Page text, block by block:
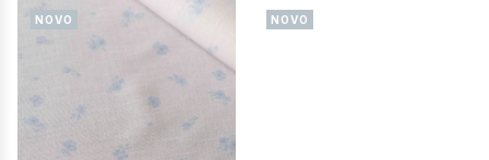
NOVO NOVO